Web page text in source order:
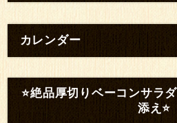
カレンダー
⭐絶品厚切りベーコンサラ
添え⭐